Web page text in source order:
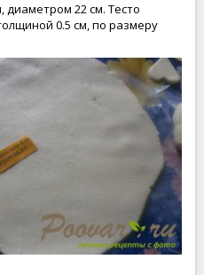
22 см. Тесто
0.5 см, по размеру